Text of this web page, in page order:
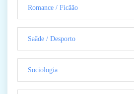
Romance / Ficãão
Saãde / Desporto
Sociologia